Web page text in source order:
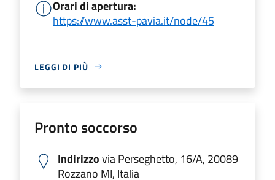
Orari di apertura:
https://www.asst-pavia.it/node/45
LEGGI DI PIÙ
Pronto soccorso
Indirizzovia Perseghetto, 16/A, 20089
Rozzano MI, Italia